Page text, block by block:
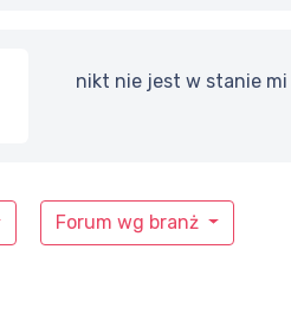
nikt nie jest w stanie mi
Forum wg branż